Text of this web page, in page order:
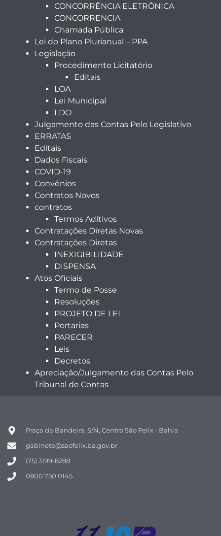
CONCORRÊNCIA ELETRÔNICA
CONCORRENCIA
Chamada Pública
Lei do Plano Plurianual – PPA
Legislação
Procedimento Licitatório
Editais
LOA
Lei Municipal
LDO
Julgamento das Contas Pelo Legislativo
ERRATAS
Editais
Dados Fiscais
COVID-19
Convênios
Contratos Novos
contratos
Termos Aditivos
Contratações Diretas Novas
Contratações Diretas
INEXIGIBILIDADE
DISPENSA
Atos Oficiais
Termo de Posse
Resoluções
PROJETO DE LEI
Portarias
PARECER
Leis
Decretos
Apreciação/Julgamento das Contas Pelo
Tribunal de Contas
Praça da Bandeira, S/N, Centro São Felix - Bahia
gabinete@saofelix.ba.gov.br
(75) 3199-8288
0800 750 0145